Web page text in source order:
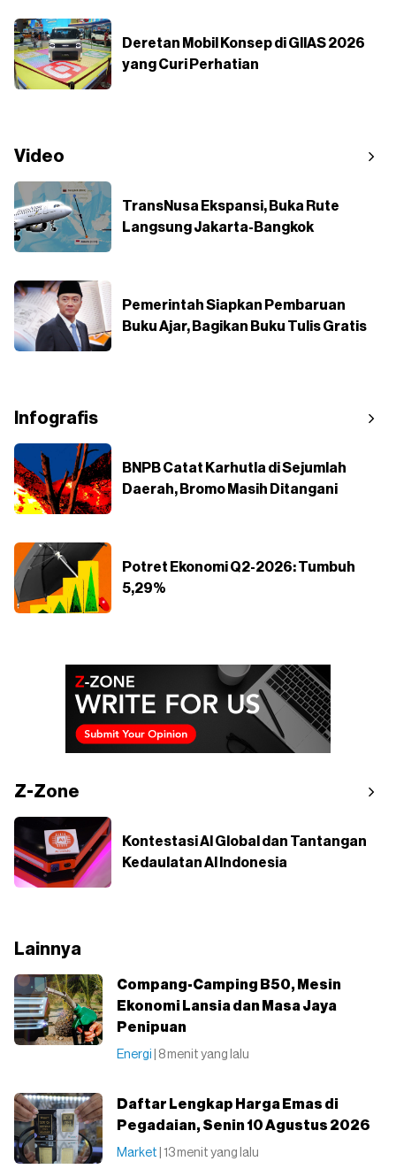
Deretan Mobil Konsep di GIIAS 2026
yang Curi Perhatian
Video
TransNusa Ekspansi, Buka Rute
Langsung Jakarta-Bangkok
Pemerintah Siapkan Pembaruan
Buku Ajar, Bagikan Buku Tulis Gratis
Infografis
BNPB Catat Karhutla di Sejumlah
Daerah, Bromo Masih Ditangani
Potret Ekonomi Q2-2026: Tumbuh
5,29%
Z-Zone
Kontestasi AI Global dan Tantangan
Kedaulatan AI Indonesia
Lainnya
Compang-Camping B50, Mesin
Ekonomi Lansia dan Masa Jaya
Penipuan
Energi | 8 menit yang lalu
Daftar Lengkap Harga Emas di
Pegadaian, Senin 10 Agustus 2026
Market | 13 menit yang lalu